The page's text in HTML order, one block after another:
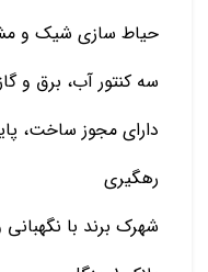
حیاط سازی شیک و
سه کنتور آب، برق و
دارای مجوز ساخت،
رهگیری
شهرک برند با